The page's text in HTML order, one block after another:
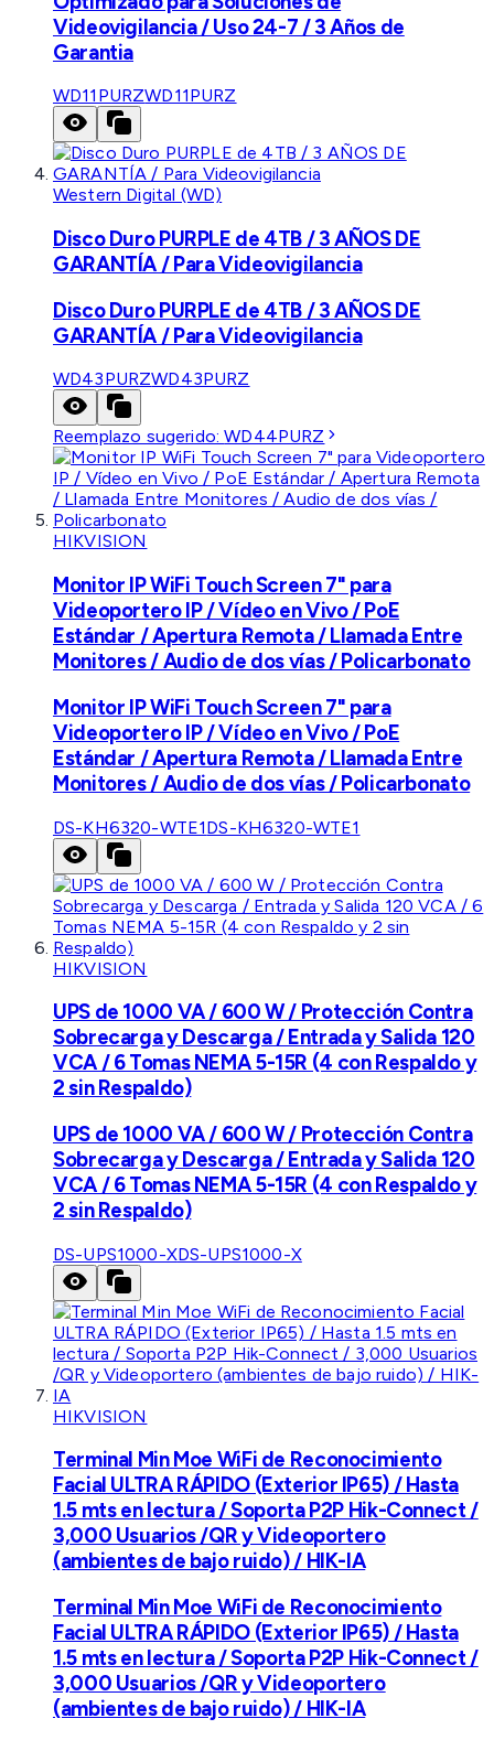
Videovigilancia / Uso 24-7 / 3 Años de
Garantia
WD11PURZWD11PURZ
Western Digital (WD)
Disco Duro PURPLE de 4TB / 3 AÑOS DE
GARANTÍA / Para Videovigilancia
Disco Duro PURPLE de 4TB / 3 AÑOS DE
GARANTÍA / Para Videovigilancia
WD43PURZWD43PURZ
Reemplazo sugerido:WD44PURZ
HIKVISION
Monitor IP WiFi Touch Screen 7" para
Videoportero IP / Vídeo en Vivo / PoE
Estándar / Apertura Remota / Llamada Entre
Monitores / Audio de dos vías / Policarbonato
Monitor IP WiFi Touch Screen 7" para
Videoportero IP / Vídeo en Vivo / PoE
Estándar / Apertura Remota / Llamada Entre
Monitores / Audio de dos vías / Policarbonato
DS-KH6320-WTE1DS-KH6320-WTE1
HIKVISION
UPS de 1000 VA / 600 W / Protección Contra
Sobrecarga y Descarga / Entrada y Salida 120
VCA / 6 Tomas NEMA 5-15R (4 con Respaldo y
2 sin Respaldo)
UPS de 1000 VA / 600 W / Protección Contra
Sobrecarga y Descarga / Entrada y Salida 120
VCA / 6 Tomas NEMA 5-15R (4 con Respaldo y
2 sin Respaldo)
DS-UPS1000-XDS-UPS1000-X
HIKVISION
Terminal Min Moe WiFi de Reconocimiento
Facial ULTRA RÁPIDO (Exterior IP65) / Hasta
1.5 mts en lectura / Soporta P2P Hik-Connect /
3,000 Usuarios /QR y Videoportero
(ambientes de bajo ruido) / HIK-IA
Terminal Min Moe WiFi de Reconocimiento
Facial ULTRA RÁPIDO (Exterior IP65) / Hasta
1.5 mts en lectura / Soporta P2P Hik-Connect /
3,000 Usuarios /QR y Videoportero
(ambientes de bajo ruido) / HIK-IA